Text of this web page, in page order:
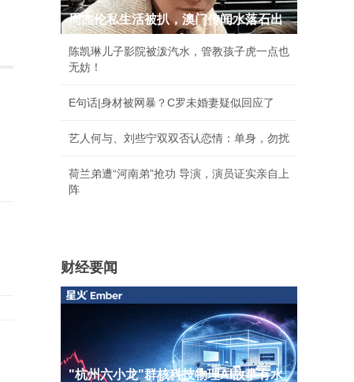
周杰伦私生活被扒，澳门传闻水落石出
陈凯琳儿子影院被泼汽水，管教孩子虎一点也
无妨！
E句话|身材被网暴？C罗未婚妻疑似回应了
艺人何与、刘些宁双双否认恋情：单身，勿扰
荷兰弟遭“河南弟”抢功 导演，演员证实亲自上
阵
财经要闻
"杭州六小龙"群核科技物理AI故事有水